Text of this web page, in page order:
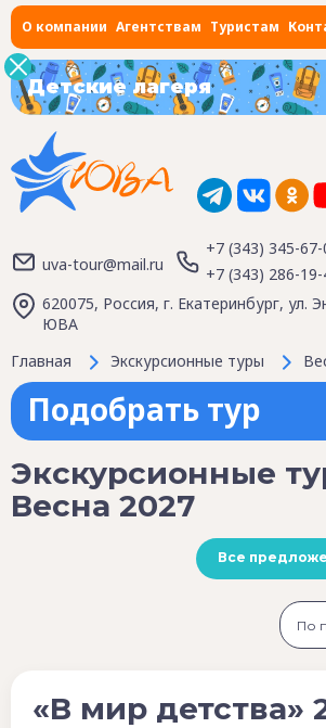
О компании Агентствам Туристам
Детские лагеря
uva-tour@mail.ru
+7 (343) 345-67-
+7 (343) 286-19-
620075, Россия, г. Екатеринбург, ул.
ЮВА
Главная
Экскурсионные туры
Подобрать тур
Экскурсионные
Весна 2027
Все
По
«В мир детства»